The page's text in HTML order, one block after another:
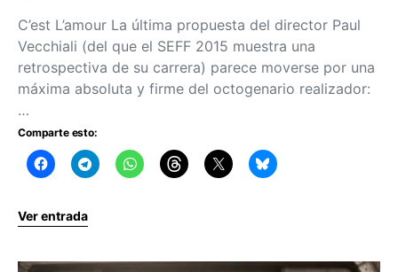
C’est L’amour La última propuesta del director Paul
Vecchiali (del que el SEFF 2015 muestra una
retrospectiva de su carrera) parece moverse por una
máxima absoluta y firme del octogenario realizador:
…
Comparte esto:
Ver entrada